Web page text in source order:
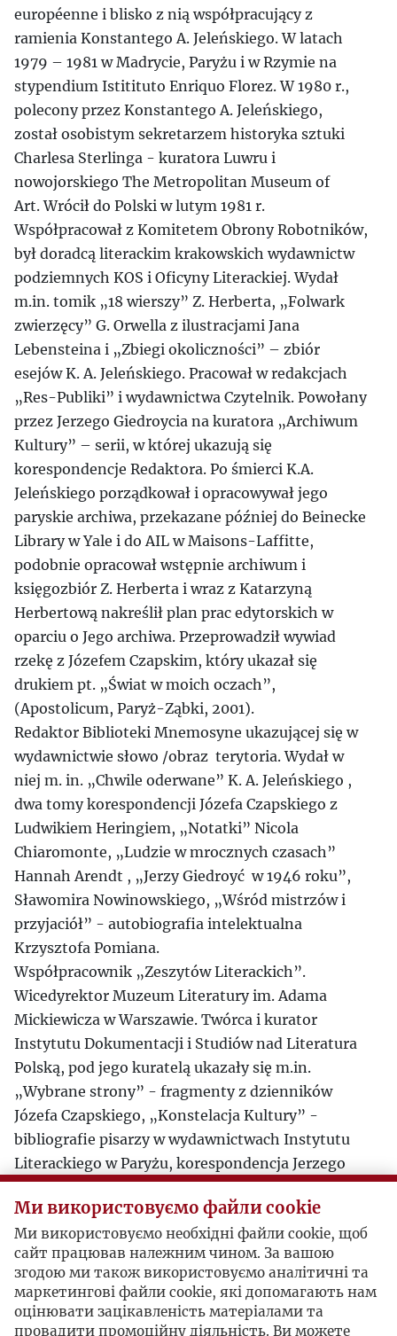
européenne i blisko z nią współpracujący z
ramienia Konstantego A. Jeleńskiego. W latach
1979 – 1981 w Madrycie, Paryżu i w Rzymie na
stypendium Istitituto Enriquo Florez. W 1980 r.,
polecony przez Konstantego A. Jeleńskiego,
został osobistym sekretarzem historyka sztuki
Charlesa Sterlinga - kuratora Luwru i
nowojorskiego The Metropolitan Museum of
Art. Wrócił do Polski w lutym 1981 r.
Współpracował z Komitetem Obrony Robotników,
był doradcą literackim krakowskich wydawnictw
podziemnych KOS i Oficyny Literackiej. Wydał
m.in. tomik „18 wierszy” Z. Herberta, „Folwark
zwierzęcy” G. Orwella z ilustracjami Jana
Lebensteina i „Zbiegi okoliczności” – zbiór
esejów K. A. Jeleńskiego. Pracował w redakcjach
„Res-Publiki” i wydawnictwa Czytelnik. Powołany
przez Jerzego Giedroycia na kuratora „Archiwum
Kultury” – serii, w której ukazują się
korespondencje Redaktora. Po śmierci K.A.
Jeleńskiego porządkował i opracowywał jego
paryskie archiwa, przekazane później do Beinecke
Library w Yale i do AIL w Maisons-Laffitte,
podobnie opracował wstępnie archiwum i
księgozbiór Z. Herberta i wraz z Katarzyną
Herbertową nakreślił plan prac edytorskich w
oparciu o Jego archiwa. Przeprowadził wywiad
rzekę z Józefem Czapskim, który ukazał się
drukiem pt. „Świat w moich oczach”,
(Apostolicum, Paryż-Ząbki, 2001).
Redaktor Biblioteki Mnemosyne ukazującej się w
wydawnictwie słowo /obraz terytoria. Wydał w
niej m. in. „Chwile oderwane” K. A. Jeleńskiego ,
dwa tomy korespondencji Józefa Czapskiego z
Ludwikiem Heringiem, „Notatki” Nicola
Chiaromonte, „Ludzie w mrocznych czasach”
Hannah Arendt , „Jerzy Giedroyć w 1946 roku”,
Sławomira Nowinowskiego, „Wśród mistrzów i
przyjaciół” - autobiografia intelektualna
Krzysztofa Pomiana.
Współpracownik „Zeszytów Literackich”.
Wicedyrektor Muzeum Literatury im. Adama
Mickiewicza w Warszawie. Twórca i kurator
Instytutu Dokumentacji i Studiów nad Literatura
Polską, pod jego kuratelą ukazały się m.in.
„Wybrane strony” - fragmenty z dzienników
Józefa Czapskiego, „Konstelacja Kultury” -
bibliografie pisarzy w wydawnictwach Instytutu
Literackiego w Paryżu, korespondencja Jerzego
Stempowskiego z Marią Dąbrowską, studium K. A.
Jeleńskiego >„Kultura” - Polska na wygnaniu<.
Był kuratorem wystaw m. in. w warszawskiej
Zachęcie : „Czapski. Wokół kolekcji
Aeschlimanna” i „Jan Lebenstein. Pieczęć Erosa i
Thanatosa. Paryż lata 60 –te”. Był
doradcą Ministra Kultury Waldemara
Ми використовуємо файли cookie
Ми використовуємо необхідні файли cookie, щоб
сайт працював належним чином. За вашою
згодою ми також використовуємо аналітичні та
маркетингові файли cookie, які допомагають нам
оцінювати зацікавленість матеріалами та
провадити промоційну діяльність. Ви можете